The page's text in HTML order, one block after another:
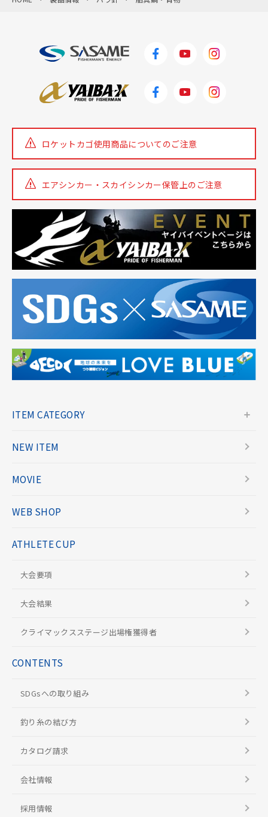
ロケットカゴ使用商品についてのご注意
エアシンカー・スカイシンカー保管上のご注意
ITEM CATEGORY
NEW ITEM
MOVIE
WEB SHOP
ATHLETE CUP
大会要項
大会結果
クライマックスステージ出場権獲得者
CONTENTS
SDGsへの取り組み
釣り糸の結び方
カタログ請求
会社情報
採用情報